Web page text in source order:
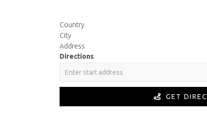
Country
City
Address
Directions
GET